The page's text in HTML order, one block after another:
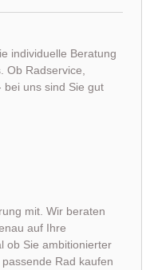
individuelle Beratung
Ob Radservice,
bei uns sind Sie gut
mit. Wir beraten
auf Ihre
ob Sie ambitionierter
Rad kaufen